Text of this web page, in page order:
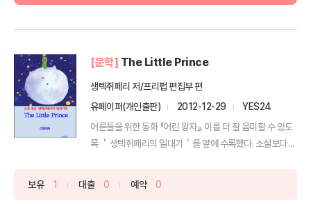
[문학] The Little Prince
생텍쥐페리 저/프리펍 편집부 편
유페이퍼(개인출판)
2012-12-29
YES24
어른들을 위한 동화 『어린 왕자』. 이를 더 잘 음미할 수 있도
록 ＇생텍쥐페리의 일대기＇를 앞에 수록했다. 소설보다 ...
보유 1 대출 0 예약 0